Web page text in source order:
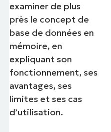
examiner de plus
près le concept de
base de données en
mémoire, en
expliquant son
fonctionnement, ses
avantages, ses
limites et ses cas
d’utilisation.